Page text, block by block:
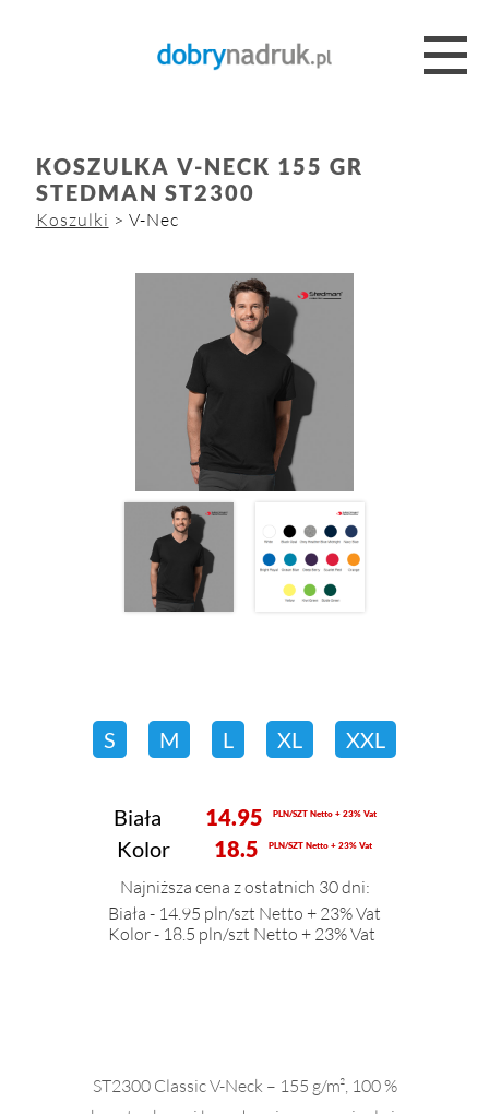
KOSZULKA V-NECK 155 GR
STEDMAN ST2300
Koszulki > V-Nec
S M L XL XXL
Biała 14.95 PLN/SZT Netto + 23% Vat
Kolor 18.5 PLN/SZT Netto + 23% Vat
Najniższa cena z ostatnich 30 dni:
Biała - 14.95 pln/szt Netto + 23% Vat
Kolor - 18.5 pln/szt Netto + 23% Vat
ST2300 Classic V-Neck – 155 g/m², 100 %